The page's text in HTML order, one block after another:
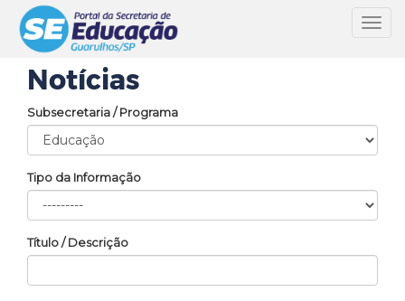
Notícias
Subsecretaria / Programa
Tipo da Informação
Título / Descrição